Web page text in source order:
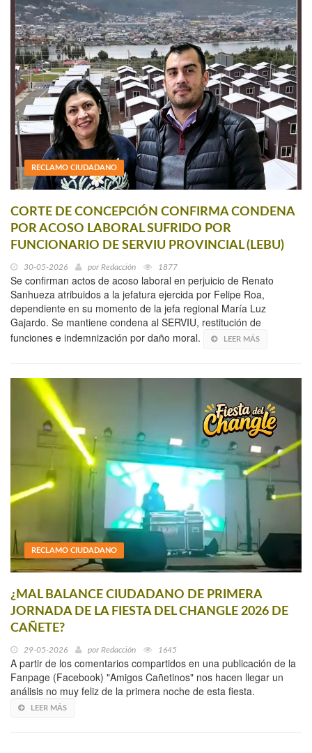
RECLAMO CIUDADANO
CORTE DE CONCEPCIÓN CONFIRMA CONDENA
POR ACOSO LABORAL SUFRIDO POR
FUNCIONARIO DE SERVIU PROVINCIAL (LEBU)
30-05-2026 por Redacción 1877
Se confirman actos de acoso laboral en perjuicio de Renato
Sanhueza atribuidos a la jefatura ejercida por Felipe Roa,
dependiente en su momento de la jefa regional María Luz
Gajardo. Se mantiene condena al SERVIU, restitución de
funciones e indemnización por daño moral.
LEER MÁS
RECLAMO CIUDADANO
¿MAL BALANCE CIUDADANO DE PRIMERA
JORNADA DE LA FIESTA DEL CHANGLE 2026 DE
CAÑETE?
29-05-2026 por Redacción 1645
A partir de los comentarios compartidos en una publicación de la
Fanpage (Facebook) "Amigos Cañetinos" nos hacen llegar un
análisis no muy feliz de la primera noche de esta fiesta.
LEER MÁS